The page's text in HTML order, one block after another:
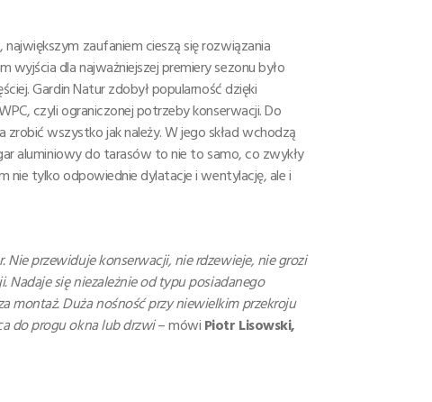
zaufaniem cieszą się rozwiązania
dla najważniejszej premiery sezonu było
Gardin Natur zdobył popularność dzięki
czyli ograniczonej potrzeby konserwacji. Do
wszystko jak należy. W jego skład wchodzą
aluminiowy do tarasów to nie to samo, co zwykły
nie tylko odpowiednie dylatacje i wentylację, ale i
przewiduje konserwacji, nie rdzewieje, nie grozi
się niezależnie od typu posiadanego
montaż. Duża nośność przy niewielkim przekroju
do progu okna lub drzwi– mówi Piotr Lisowski,